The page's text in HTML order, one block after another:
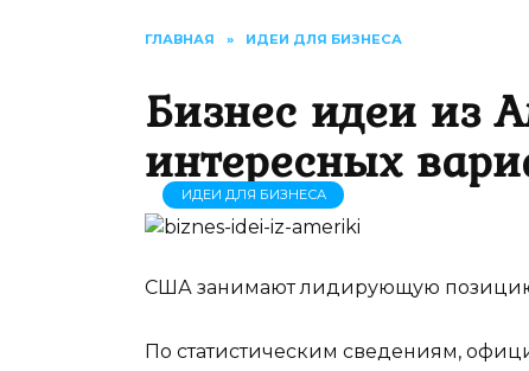
ГЛАВНАЯ » ИДЕИ ДЛЯ БИЗНЕСА
Бизнес идеи из
интересных
ИДЕИ ДЛЯ БИЗНЕСА
США занимают лидирующую позицию
По статистическим сведениям,